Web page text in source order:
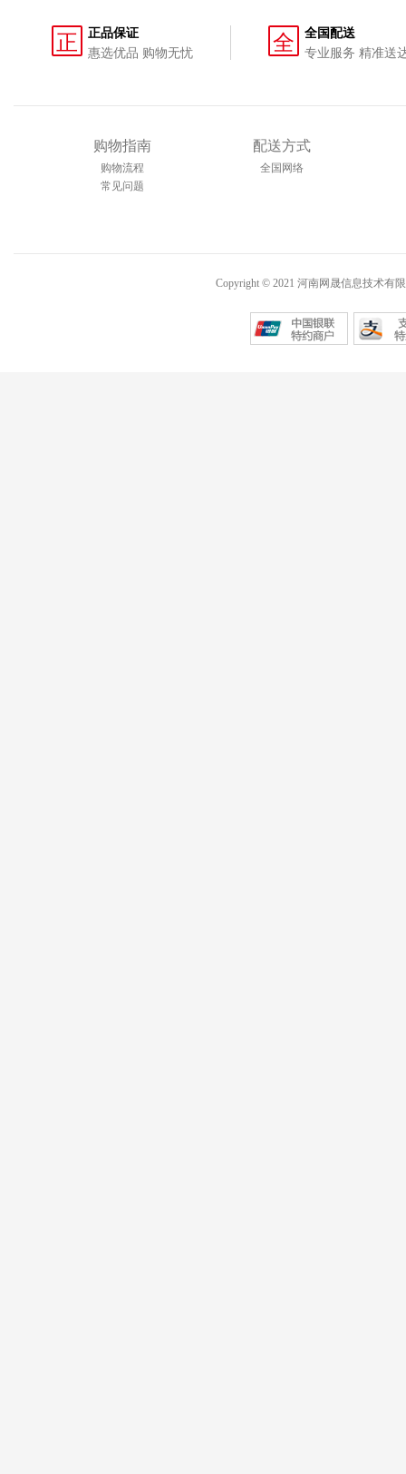
正
正品保证
惠选优品 购物无忧
全
全国配送
专业服务 精准送
购物指南
购物流程
常见问题
配送方式
全国网络
Copyright © 2021 河南网晟信息技术有